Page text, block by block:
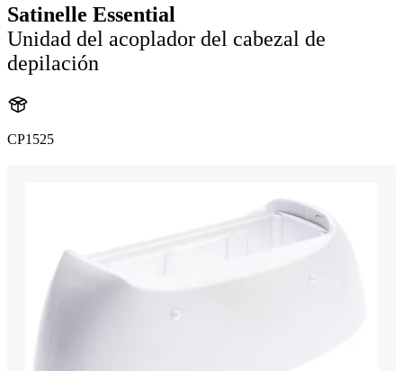
Satinelle Essential
Unidad del acoplador del cabezal de
depilación
CP1525